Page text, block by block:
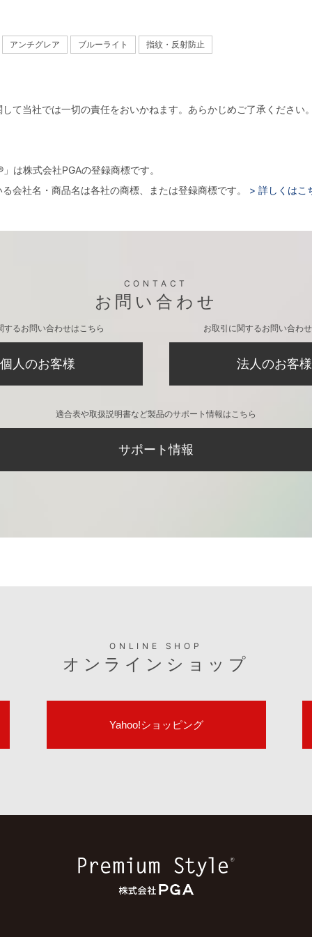
アンチグレア ブルーライト 指紋・反射防止
て当社では一切の責任をおいかねます。あらかじめご了承ください
株式会社PGAの登録商標です。
会社名・商品名は各社の商標、または登録商標です。
> 詳しくはこ
CONTACT
お問い合わせ
するお問い合わせはこちら
個人のお客様
お取引に関するお問い合わ
法人のお客様
適合表や取扱説明書など製品のサポート情報はこちら
サポート情報
ONLINE SHOP
オンラインショップ
Yahoo!ショッピング